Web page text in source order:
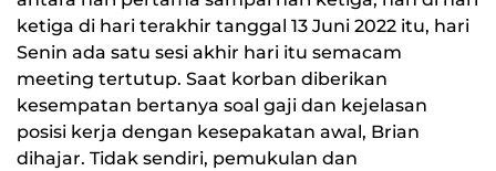
ketiga di hari terakhir tanggal 13 Juni 2022 itu, hari
Senin ada satu sesi akhir hari itu semacam
meeting tertutup. Saat korban diberikan
kesempatan bertanya soal gaji dan kejelasan
posisi kerja dengan kesepakatan awal, Brian
dihajar. Tidak sendiri, pemukulan dan